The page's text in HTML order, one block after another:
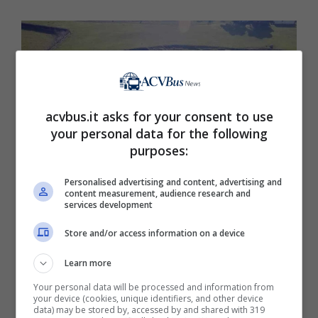
anni (Acvbus.it)
Parliamo del
preistorico situato nellaregione della Nurra
acvbus.it asks for your consent to use
your personal data for the following
purposes:
Personalised advertising and content, advertising and
content measurement, audience research and
services development
Store and/or access information on a device
Learn more
Your personal data will be processed and information from
your device (cookies, unique identifiers, and other device
data) may be stored by, accessed by and shared with 319